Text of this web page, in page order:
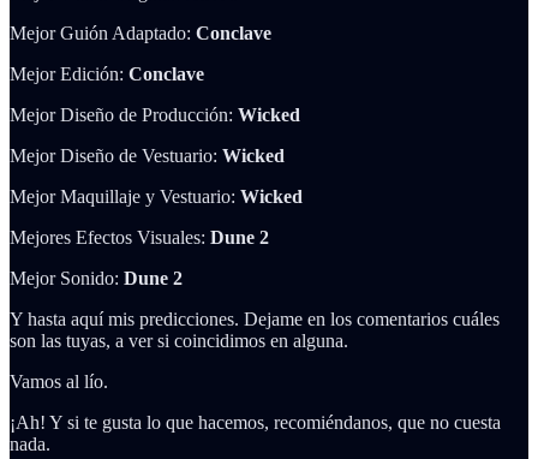
Mejor Guión Adaptado: Conclave
Mejor Edición: Conclave
Mejor Diseño de Producción: Wicked
Mejor Diseño de Vestuario: Wicked
Mejor Maquillaje y Vestuario: Wicked
Mejores Efectos Visuales: Dune 2
Mejor Sonido: Dune 2
Y hasta aquí mis predicciones. Dejame en los comentarios cuáles
son las tuyas, a ver si coincidimos en alguna.
Vamos al lío.
¡Ah! Y si te gusta lo que hacemos, recomiéndanos, que no cuesta
nada.